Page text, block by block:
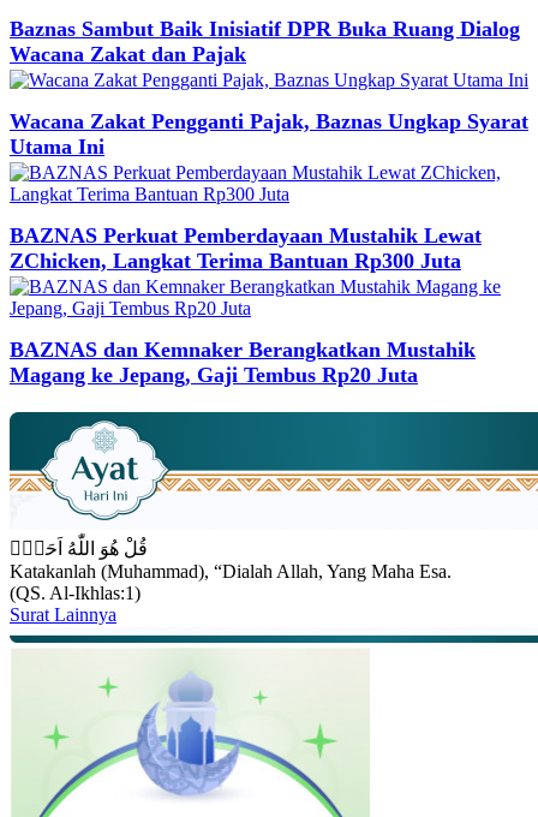
Baznas Sambut Baik Inisiatif DPR Buka Ruang Dialog
Wacana Zakat dan Pajak
Wacana Zakat Pengganti Pajak, Baznas Ungkap Syarat
Utama Ini
BAZNAS Perkuat Pemberdayaan Mustahik Lewat
ZChicken, Langkat Terima Bantuan Rp300 Juta
BAZNAS dan Kemnaker Berangkatkan Mustahik
Magang ke Jepang, Gaji Tembus Rp20 Juta
قُلْ هُوَ اللّٰهُ اَحَدٌۚ
Katakanlah (Muhammad), “Dialah Allah, Yang Maha Esa.
(QS. Al-Ikhlas:1)
Surat Lainnya